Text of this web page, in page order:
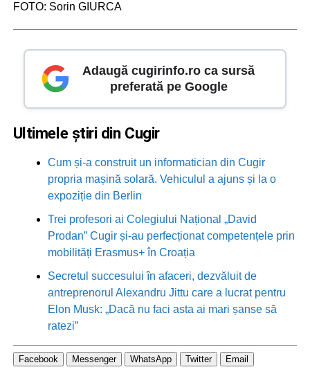
FOTO: Sorin GIURCA
Adaugă cugirinfo.ro ca sursă
preferată pe Google
Ultimele știri din Cugir
Cum și-a construit un informatician din Cugir
propria mașină solară. Vehiculul a ajuns și la o
expoziție din Berlin
Trei profesori ai Colegiului Național „David
Prodan” Cugir și-au perfecționat competențele prin
mobilități Erasmus+ în Croația
Secretul succesului în afaceri, dezvăluit de
antreprenorul Alexandru Jittu care a lucrat pentru
Elon Musk: „Dacă nu faci asta ai mari șanse să
ratezi”
Facebook Messenger WhatsApp Twitter Email